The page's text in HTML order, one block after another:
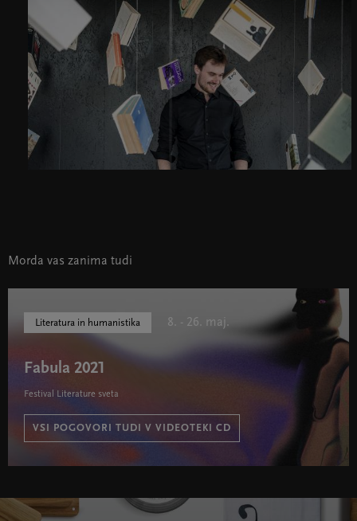
Morda vas zanima tudi
Literatura in humanistika 8. - 26. maj.
Fabula 2021
Festival Literature sveta
VSI POGOVORI TUDI V VIDEOTEKI CD